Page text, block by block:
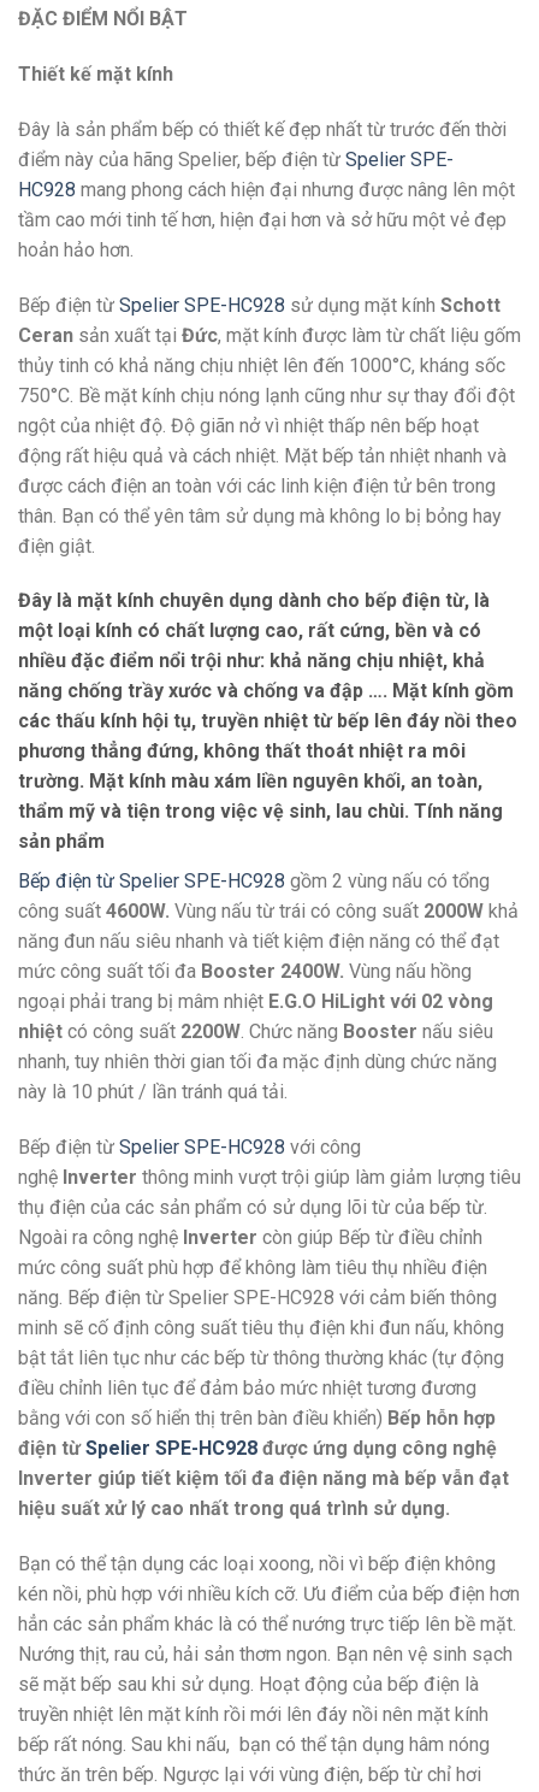
ĐẶC ĐIỂM NỔI BẬT
Thiết kế mặt kính
Đây là sản phẩm bếp có thiết kế đẹp nhất từ trước đến thời
điểm này của hãng Spelier, bếp điện từ Spelier SPE-
HC928 mang phong cách hiện đại nhưng được nâng lên một
tầm cao mới tinh tế hơn, hiện đại hơn và sở hữu một vẻ đẹp
hoản hảo hơn.
Bếp điện từ Spelier SPE-HC928 sử dụng mặt kính Schott
Ceran sản xuất tại Đức, mặt kính được làm từ chất liệu gốm
thủy tinh có khả năng chịu nhiệt lên đến 1000°C, kháng sốc
750°C. Bề mặt kính chịu nóng lạnh cũng như sự thay đổi đột
ngột của nhiệt độ. Độ giãn nở vì nhiệt thấp nên bếp hoạt
động rất hiệu quả và cách nhiệt. Mặt bếp tản nhiệt nhanh và
được cách điện an toàn với các linh kiện điện tử bên trong
thân. Bạn có thể yên tâm sử dụng mà không lo bị bỏng hay
điện giật.
Đây là mặt kính chuyên dụng dành cho bếp điện từ, là
một loại kính có chất lượng cao, rất cứng, bền và có
nhiều đặc điểm nổi trội như: khả năng chịu nhiệt, khả
năng chống trầy xước và chống va đập …. Mặt kính gồm
các thấu kính hội tụ, truyền nhiệt từ bếp lên đáy nồi theo
phương thẳng đứng, không thất thoát nhiệt ra môi
trường. Mặt kính màu xám liền nguyên khối, an toàn,
thẩm mỹ và tiện trong việc vệ sinh, lau chùi. Tính năng
sản phẩm
Bếp điện từ Spelier SPE-HC928 gồm 2 vùng nấu có tổng
công suất 4600W. Vùng nấu từ trái có công suất 2000W khả
năng đun nấu siêu nhanh và tiết kiệm điện năng có thể đạt
mức công suất tối đa Booster 2400W. Vùng nấu hồng
ngoại phải trang bị mâm nhiệt E.G.O HiLight với 02 vòng
nhiệt có công suất 2200W. Chức năng Booster nấu siêu
nhanh, tuy nhiên thời gian tối đa mặc định dùng chức năng
này là 10 phút / lần tránh quá tải.
Bếp điện từ Spelier SPE-HC928 với công
nghệ Inverter thông minh vượt trội giúp làm giảm lượng tiêu
thụ điện của các sản phẩm có sử dụng lõi từ của bếp từ.
Ngoài ra công nghệ Inverter còn giúp Bếp từ điều chỉnh
mức công suất phù hợp để không làm tiêu thụ nhiều điện
năng. Bếp điện từ Spelier SPE-HC928 với cảm biến thông
minh sẽ cố định công suất tiêu thụ điện khi đun nấu, không
bật tắt liên tục như các bếp từ thông thường khác (tự động
điều chỉnh liên tục để đảm bảo mức nhiệt tương đương
bằng với con số hiển thị trên bàn điều khiển) Bếp hỗn hợp
điện từSpelier SPE-HC928 được ứng dụng công nghệ
Inverter giúp tiết kiệm tối đa điện năng mà bếp vẫn đạt
hiệu suất xử lý cao nhất trong quá trình sử dụng.
Bạn có thể tận dụng các loại xoong, nồi vì bếp điện không
kén nồi, phù hợp với nhiều kích cỡ. Ưu điểm của bếp điện hơn
hẳn các sản phẩm khác là có thể nướng trực tiếp lên bề mặt.
Nướng thịt, rau củ, hải sản thơm ngon. Bạn nên vệ sinh sạch
sẽ mặt bếp sau khi sử dụng. Hoạt động của bếp điện là
truyền nhiệt lên mặt kính rồi mới lên đáy nồi nên mặt kính
bếp rất nóng. Sau khi nấu, bạn có thể tận dụng hâm nóng
thức ăn trên bếp. Ngược lại với vùng điện, bếp từ chỉ hơi